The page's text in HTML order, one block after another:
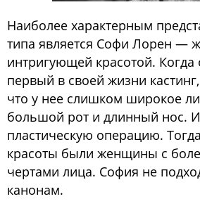
Блог
О нас
Наиболее характерным
типа является Софи Лорен —
интригующей красотой.
первый в своей жизни
что у нее слишком широкое
большой рот и длинный нос.
пластическую операцию.
красоты были женщины с
чертами лица. София не
канонам.